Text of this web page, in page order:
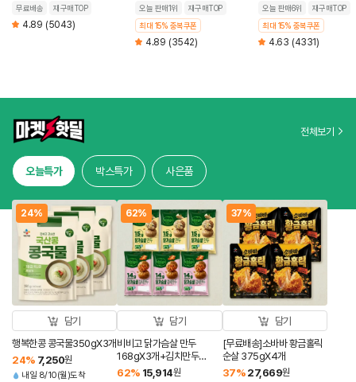
무료배송 재구매TOP
4.89 (5043)
오늘 판매1위
재구매TOP
최대 15% 중복쿠폰
4.89 (3542)
오늘 판매6위
재구매TOP
최대 15% 중복쿠폰
4.63 (4331)
전체보기
오늘특가 박스특가 사은품
24%
담기
행복한콩 콩국물350gX3개
24% 7,250원
내일 8/10(월)도착
62%
담기
비비고 닭가슴살 만두
168gX3개+김치만두
168gX3개(총 6개)
62% 15,914원
37%
담기
[무료배송]소바바 황금홀릭
순살 375gX4개
37% 27,669원